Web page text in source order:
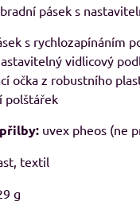
pásek s
s rychlozapínáním
vidlicový
očka z robustního
polštářek
uvex pheos (ne
textil
g
129, pánské Adler
odstíny
Kč
Kč